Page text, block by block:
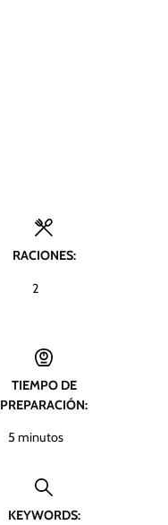
RACIONES:
2
TIEMPO DE
PREPARACIÓN:
5 m
t
minutos
KEYWORDS: